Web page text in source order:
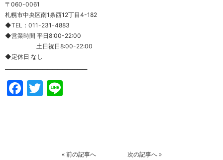
〒060-0061
札幌市中央区南1条西12丁目4-182
◆TEL：011-231-4883
◆営業時間 平日8:00-22:00
土日祝日8:00-22:00
◆定休日 なし
Facebook
Twitter
« 前の記事へ 次の記事へ»